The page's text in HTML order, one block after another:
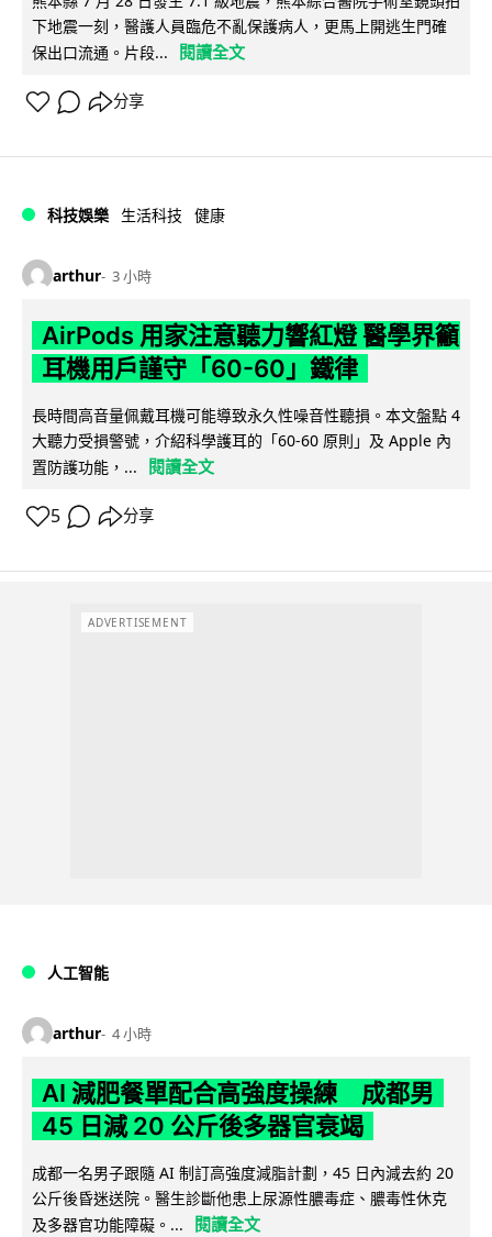
下地震一刻，醫護人員臨危不亂保護病人，更馬上開逃生門確
保出口流通。片段...
閱讀全文
分享
科技娛樂 生活科技 健康
arthur 3 小時
AirPods 用家注意聽力響紅燈 醫學界籲
耳機用戶謹守「60-60」鐵律
長時間高音量佩戴耳機可能導致永久性噪音性聽損。本文盤點 4
大聽力受損警號，介紹科學護耳的「60-60 原則」及 Apple 內
置防護功能，...
閱讀全文
5 分享
ADVERTISEMENT
人工智能
arthur 4 小時
AI 減肥餐單配合高強度操練 成都男
45 日減 20 公斤後多器官衰竭
成都一名男子跟隨 AI 制訂高強度減脂計劃，45 日內減去約 20
公斤後昏迷送院。醫生診斷他患上尿源性膿毒症、膿毒性休克
及多器官功能障礙。...
閱讀全文